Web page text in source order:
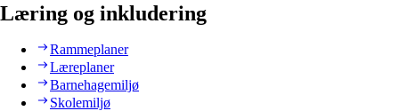
Læring og inkludering
Rammeplaner
Læreplaner
Barnehagemiljø
Skolemiljø